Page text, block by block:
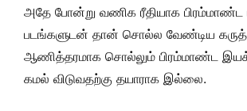
அதே போன்று வணிக ரீதியாக பிரம்மாண்ட
படங்களுடன் தான் சொல்ல வேண்டிய
ஆணித்தரமாக சொல்லும் பிரம்மாண்ட
கமல் விடுவதற்கு தயாராக இல்லை.